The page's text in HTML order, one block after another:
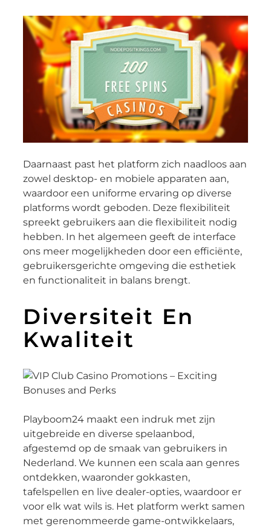
Daarnaast past het platform zich naadloos aan
zowel desktop- en mobiele apparaten aan,
waardoor een uniforme ervaring op diverse
platforms wordt geboden. Deze flexibiliteit
spreekt gebruikers aan die flexibiliteit nodig
hebben. In het algemeen geeft de interface
ons meer mogelijkheden door een efficiënte,
gebruikersgerichte omgeving die esthetiek
en functionaliteit in balans brengt.
Diversiteit En
Kwaliteit
Playboom24 maakt een indruk met zijn
uitgebreide en diverse spelaanbod,
afgestemd op de smaak van gebruikers in
Nederland. We kunnen een scala aan genres
ontdekken, waaronder gokkasten,
tafelspellen en live dealer-opties, waardoor er
voor elk wat wils is. Het platform werkt samen
met gerenommeerde game-ontwikkelaars,